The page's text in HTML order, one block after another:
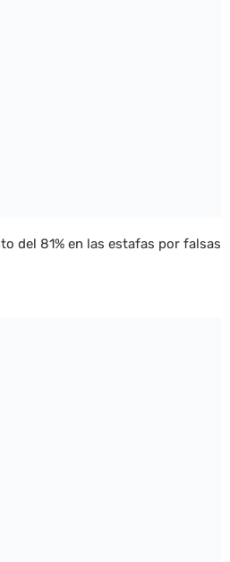
del 81% en las estafas por falsas